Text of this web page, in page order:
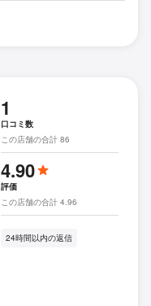
1
口コミ数
この店舗の合計 86
4.90
評価
この店舗の合計 4.96
24時間以内の返信